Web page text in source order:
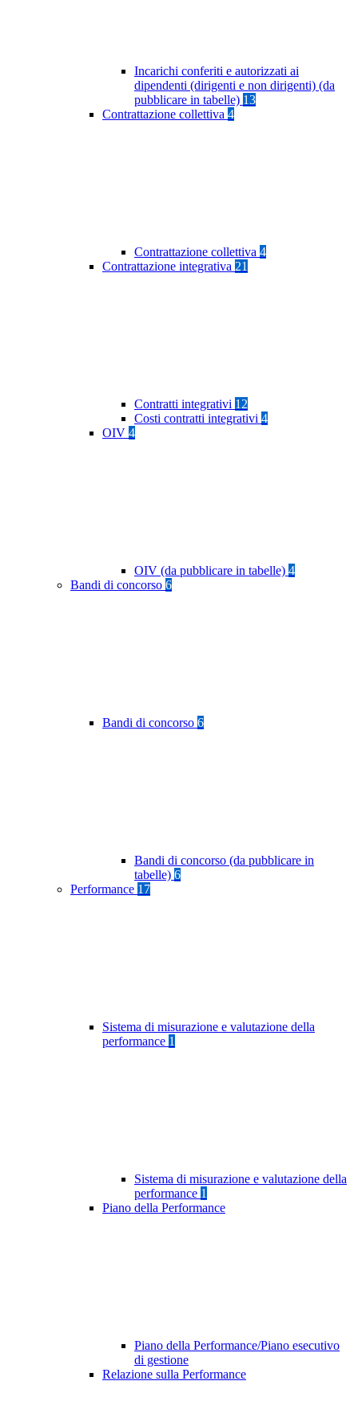
Incarichi conferiti e autorizzati ai
dipendenti (dirigenti e non dirigenti) (da
pubblicare in tabelle) 13
Contrattazione collettiva 4
Contrattazione collettiva 4
Contrattazione integrativa 21
Contratti integrativi 12
Costi contratti integrativi 4
OIV 4
OIV (da pubblicare in tabelle) 4
Bandi di concorso 6
Bandi di concorso 6
Bandi di concorso (da pubblicare in
tabelle) 6
Performance 17
Sistema di misurazione e valutazione della
performance 1
Sistema di misurazione e valutazione della
performance 1
Piano della Performance
Piano della Performance/Piano esecutivo
di gestione
Relazione sulla Performance